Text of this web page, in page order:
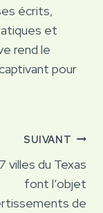
écrits,
et
rend le
pour
SUIVANT
villes du Texas
font l’objet
de